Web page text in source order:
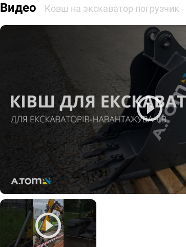
Видео Ковш на экскаватор погрузчик